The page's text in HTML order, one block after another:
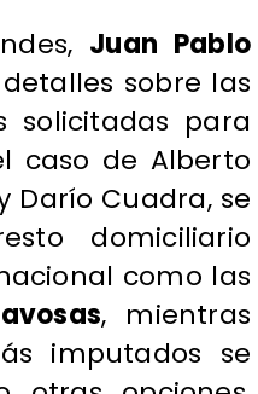
Juan Pablo
sobre las
solicitadas para
caso de Alberto
Darío Cuadra, se
domiciliario
como las
, mientras
imputados se